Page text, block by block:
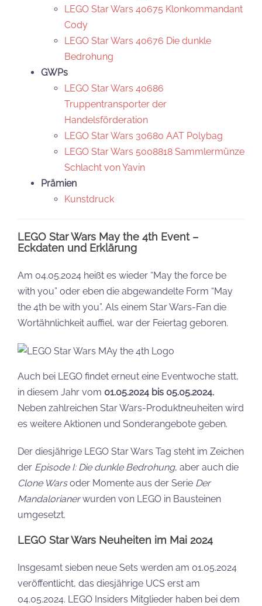
LEGO Star Wars 40675 Klonkommandant
Cody
LEGO Star Wars 40676 Die dunkle
Bedrohung
GWPs
LEGO Star Wars 40686
Truppentransporter der
Handelsförderation
LEGO Star Wars 30680 AAT Polybag
LEGO Star Wars 5008818 Sammlermünze
Schlacht von Yavin
Prämien
Kunstdruck
LEGO Star Wars May the 4th Event –
Eckdaten und Erklärung
Am 04.05.2024 heißt es wieder “May the force be
with you” oder eben die abgewandelte Form “May
the 4th be with you”. Als einem Star Wars-Fan die
Wortähnlichkeit auffiel, war der Feiertag geboren.
Auch bei LEGO findet erneut eine Eventwoche statt,
in diesem Jahr vom 01.05.2024 bis 05.05.2024.
Neben zahlreichen Star Wars-Produktneuheiten wird
es weitere Aktionen und Sonderangebote geben.
Der diesjährige LEGO Star Wars Tag steht im Zeichen
der Episode I: Die dunkle Bedrohung, aber auch die
Clone Warsoder Momente aus der Serie Der
Mandalorianerwurden von LEGO in Bausteinen
umgesetzt.
LEGO Star Wars Neuheiten im Mai 2024
Insgesamt sieben neue Sets werden am 01.05.2024
veröffentlicht, das diesjährige UCS erst am
04.05.2024. LEGO Insiders Mitglieder haben bei dem